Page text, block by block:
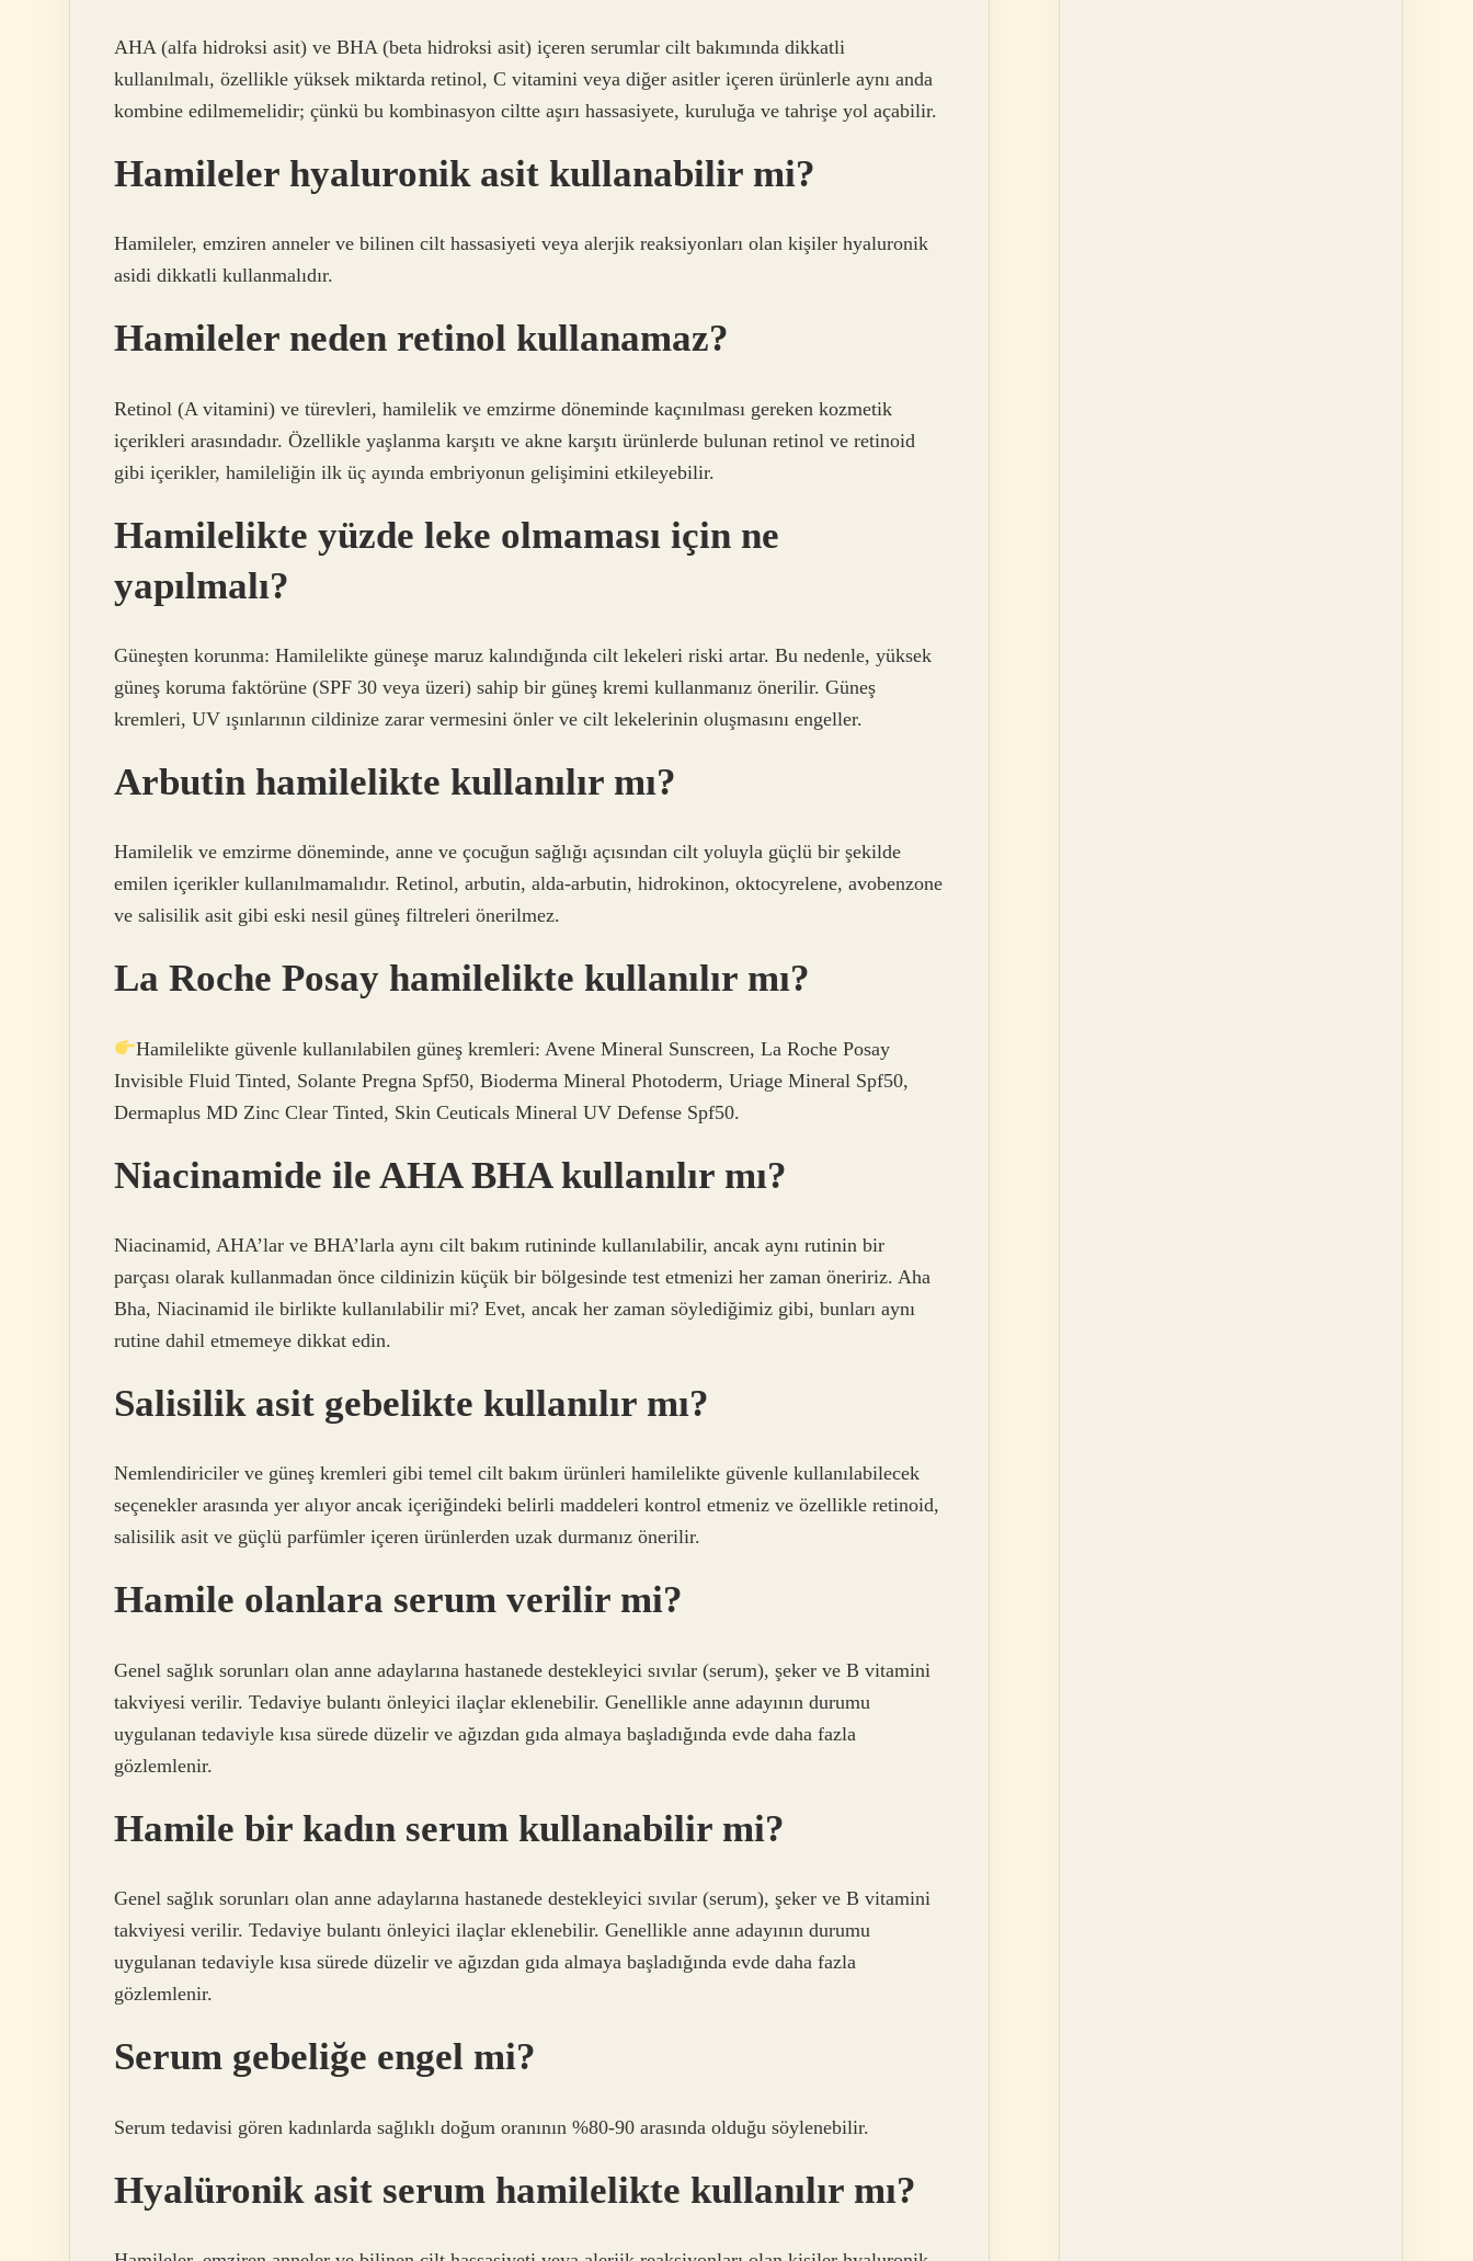
AHA (alfa hidroksi asit) ve BHA (beta hidroksi asit) içeren serumlar cilt bakımında dikkatli
kullanılmalı, özellikle yüksek miktarda retinol, C vitamini veya diğer asitler içeren ürünlerle aynı anda
kombine edilmemelidir; çünkü bu kombinasyon ciltte aşırı hassasiyete, kuruluğa ve tahrişe yol açabilir.
Hamileler hyaluronik asit kullanabilir mi?
Hamileler, emziren anneler ve bilinen cilt hassasiyeti veya alerjik reaksiyonları olan kişiler hyaluronik
asidi dikkatli kullanmalıdır.
Hamileler neden retinol kullanamaz?
Retinol (A vitamini) ve türevleri, hamilelik ve emzirme döneminde kaçınılması gereken kozmetik
içerikleri arasındadır. Özellikle yaşlanma karşıtı ve akne karşıtı ürünlerde bulunan retinol ve retinoid
gibi içerikler, hamileliğin ilk üç ayında embriyonun gelişimini etkileyebilir.
Hamilelikte yüzde leke olmaması için ne
yapılmalı?
Güneşten korunma: Hamilelikte güneşe maruz kalındığında cilt lekeleri riski artar. Bu nedenle, yüksek
güneş koruma faktörüne (SPF 30 veya üzeri) sahip bir güneş kremi kullanmanız önerilir. Güneş
kremleri, UV ışınlarının cildinize zarar vermesini önler ve cilt lekelerinin oluşmasını engeller.
Arbutin hamilelikte kullanılır mı?
Hamilelik ve emzirme döneminde, anne ve çocuğun sağlığı açısından cilt yoluyla güçlü bir şekilde
emilen içerikler kullanılmamalıdır. Retinol, arbutin, alda-arbutin, hidrokinon, oktocyrelene, avobenzone
ve salisilik asit gibi eski nesil güneş filtreleri önerilmez.
La Roche Posay hamilelikte kullanılır mı?
Hamilelikte güvenle kullanılabilen güneş kremleri: Avene Mineral Sunscreen, La Roche Posay
Invisible Fluid Tinted, Solante Pregna Spf50, Bioderma Mineral Photoderm, Uriage Mineral Spf50,
Dermaplus MD Zinc Clear Tinted, Skin Ceuticals Mineral UV Defense Spf50.
Niacinamide ile AHA BHA kullanılır mı?
Niacinamid, AHA’lar ve BHA’larla aynı cilt bakım rutininde kullanılabilir, ancak aynı rutinin bir
parçası olarak kullanmadan önce cildinizin küçük bir bölgesinde test etmenizi her zaman öneririz. Aha
Bha, Niacinamid ile birlikte kullanılabilir mi? Evet, ancak her zaman söylediğimiz gibi, bunları aynı
rutine dahil etmemeye dikkat edin.
Salisilik asit gebelikte kullanılır mı?
Nemlendiriciler ve güneş kremleri gibi temel cilt bakım ürünleri hamilelikte güvenle kullanılabilecek
seçenekler arasında yer alıyor ancak içeriğindeki belirli maddeleri kontrol etmeniz ve özellikle retinoid,
salisilik asit ve güçlü parfümler içeren ürünlerden uzak durmanız önerilir.
Hamile olanlara serum verilir mi?
Genel sağlık sorunları olan anne adaylarına hastanede destekleyici sıvılar (serum), şeker ve B vitamini
takviyesi verilir. Tedaviye bulantı önleyici ilaçlar eklenebilir. Genellikle anne adayının durumu
uygulanan tedaviyle kısa sürede düzelir ve ağızdan gıda almaya başladığında evde daha fazla
gözlemlenir.
Hamile bir kadın serum kullanabilir mi?
Genel sağlık sorunları olan anne adaylarına hastanede destekleyici sıvılar (serum), şeker ve B vitamini
takviyesi verilir. Tedaviye bulantı önleyici ilaçlar eklenebilir. Genellikle anne adayının durumu
uygulanan tedaviyle kısa sürede düzelir ve ağızdan gıda almaya başladığında evde daha fazla
gözlemlenir.
Serum gebeliğe engel mi?
Serum tedavisi gören kadınlarda sağlıklı doğum oranının %80-90 arasında olduğu söylenebilir.
Hyalüronik asit serum hamilelikte kullanılır mı?